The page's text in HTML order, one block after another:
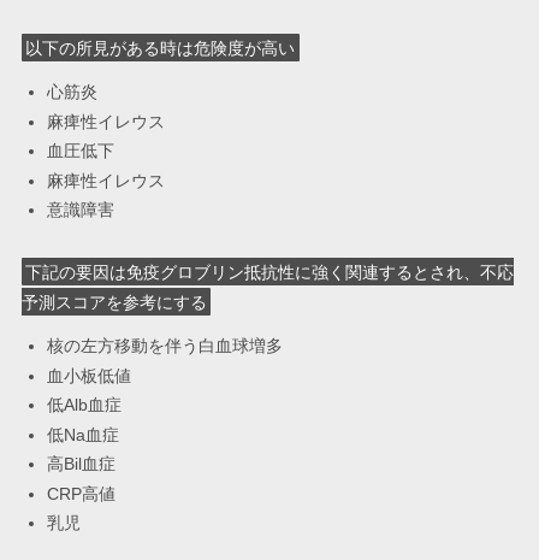
以下の所見がある時は危険度が高い
心筋炎
麻痺性イレウス
血圧低下
麻痺性イレウス
意識障害
下記の要因は免疫グロブリン抵抗性に強く関連するとされ、不応
予測スコアを参考にする
核の左方移動を伴う白血球増多
血小板低値
低Alb血症
低Na血症
高Bil血症
CRP高値
乳児